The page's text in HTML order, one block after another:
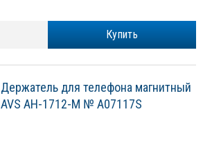
Купить
Держатель для телефона магнитный
AVS AH-1712-M № A07117S